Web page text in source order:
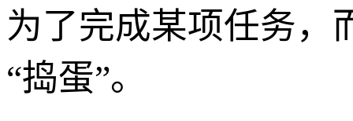
为了完成某项任务，
“捣蛋”。